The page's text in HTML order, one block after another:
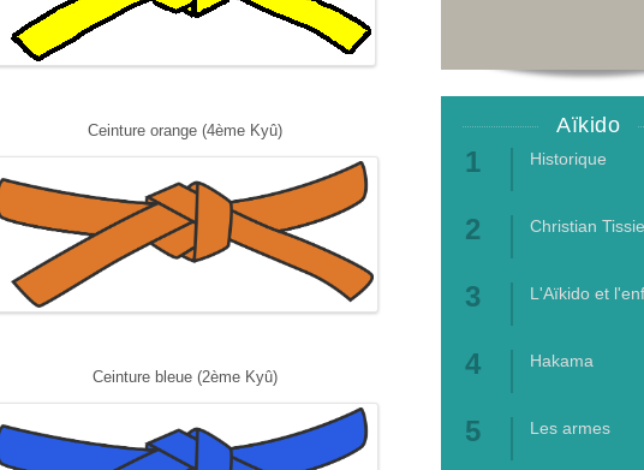
Aïkido
Historique
Christian
L'Aïkido et
Hakama
Les armes
Ceinture orange (4ème Kyû)
Ceinture bleue (2ème Kyû)